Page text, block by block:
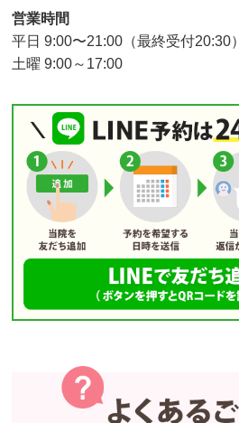
営業時間
平日 9:00〜21:00（最終受付20:30）
土曜 9:00～17:00